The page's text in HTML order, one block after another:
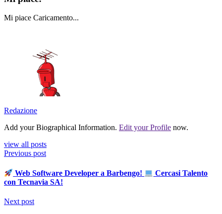
Mi piace Caricamento...
Redazione
Add your Biographical Information. Edit your Profile now.
view all posts
Previous post
Web Software Developer a Barbengo!
Cercasi Talento
con Tecnavia SA!
Next post